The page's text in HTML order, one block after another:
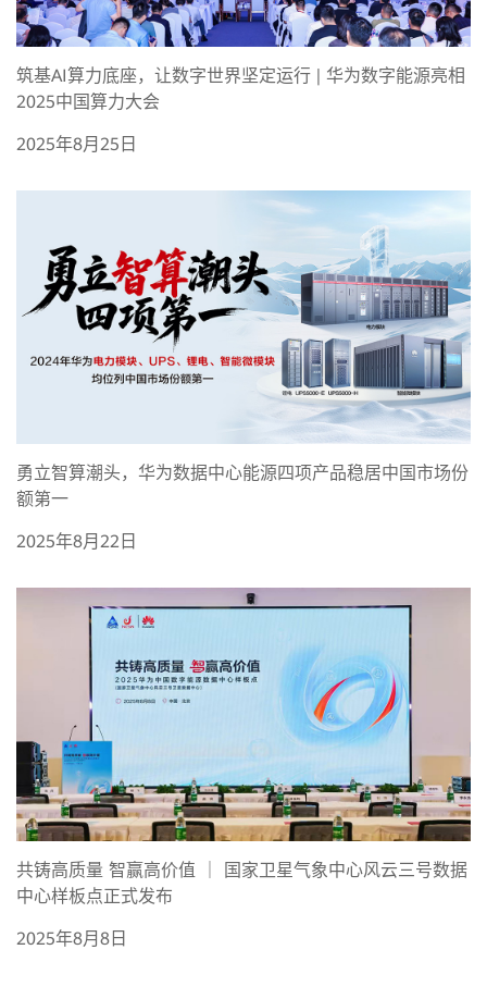
筑基AI算力底座，让数字世界坚定运行 | 华为数字能源亮相
2025中国算力大会
2025年8月25日
勇立智算潮头，华为数据中心能源四项产品稳居中国市场份
额第一
2025年8月22日
共铸高质量 智赢高价值 ｜ 国家卫星气象中心风云三号数据
中心样板点正式发布
2025年8月8日